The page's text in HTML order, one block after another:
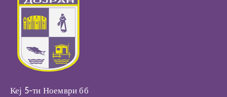
Кеј 5-ти Ноември бб